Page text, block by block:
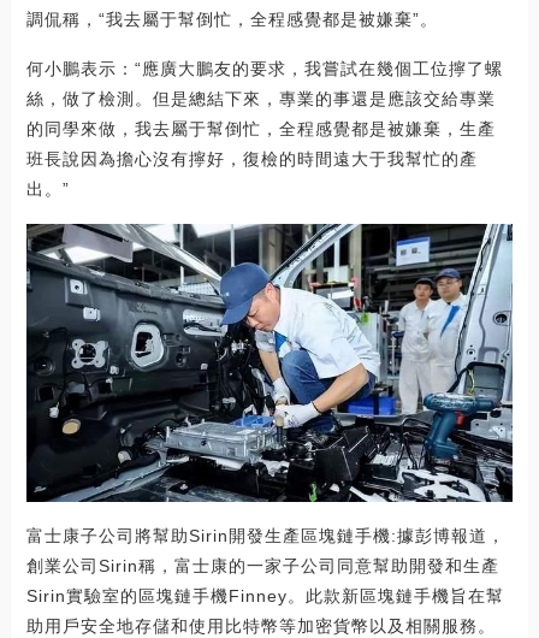
調侃稱，“我去屬于幫倒忙，全程感覺都是被嫌棄”。
何小鵬表示：“應廣大鵬友的要求，我嘗試在幾個工位擰了螺
絲，做了檢測。但是總結下來，專業的事還是應該交給專業
的同學來做，我去屬于幫倒忙，全程感覺都是被嫌棄，生產
班長說因為擔心沒有擰好，復檢的時間遠大于我幫忙的產
出。”
富士康子公司將幫助Sirin開發生產區塊鏈手機:據彭博報道，
創業公司Sirin稱，富士康的一家子公司同意幫助開發和生產
Sirin實驗室的區塊鏈手機Finney。此款新區塊鏈手機旨在幫
助用戶安全地存儲和使用比特幣等加密貨幣以及相關服務。